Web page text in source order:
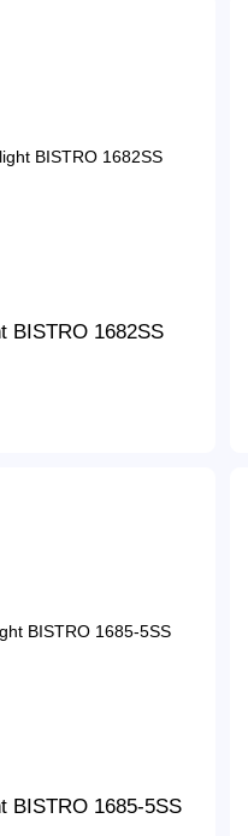
BISTRO 1682SS
BISTRO 1685-5SS